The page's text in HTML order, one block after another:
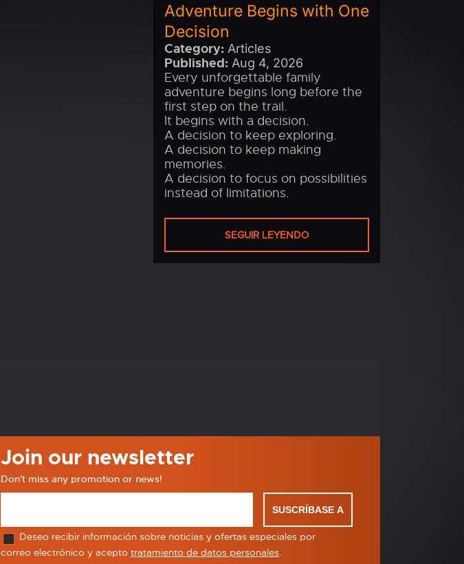
Adventure Begins with One
Decision
Category: Articles
Published: Aug 4, 2026
Every unforgettable family
adventure begins long before the
first step on the trail.
It begins with a decision.
A decision to keep exploring.
A decision to keep making
memories.
A decision to focus on possibilities
instead of limitations.
SEGUIR LEYENDO
Join our newsletter
Don't miss any promotion or news!
SUSCRÍBASE A
Deseo recibir información sobre noticias y ofertas especiales por
correo electrónico y acepto tratamiento de datos personales.